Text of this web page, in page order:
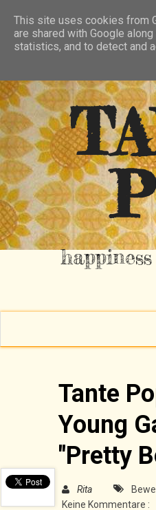
RSS FEED
Tante
Young
"Pretty
Rita
Keine Kommentare :
This site uses cookies from
are shared with Google
statistics, and to detect and